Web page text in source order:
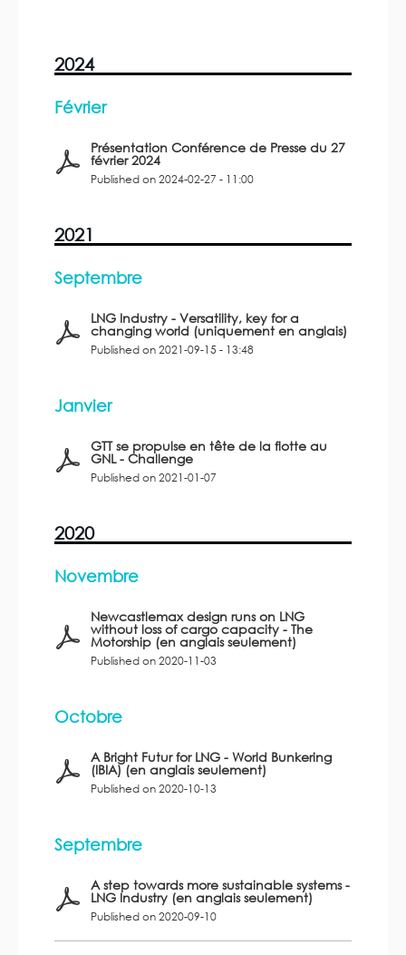
2024
Février
Présentation Conférence de Presse du 27
février 2024
Published on 2024-02-27 - 11:00
2021
Septembre
LNG Industry - Versatility, key for a
changing world (uniquement en anglais)
Published on 2021-09-15 - 13:48
Janvier
GTT se propulse en tête de la flotte au
GNL - Challenge
Published on 2021-01-07
2020
Novembre
Newcastlemax design runs on LNG
without loss of cargo capacity - The
Motorship (en anglais seulement)
Published on 2020-11-03
Octobre
A Bright Futur for LNG - World Bunkering
(IBIA) (en anglais seulement)
Published on 2020-10-13
Septembre
A step towards more sustainable systems -
LNG Industry (en anglais seulement)
Published on 2020-09-10